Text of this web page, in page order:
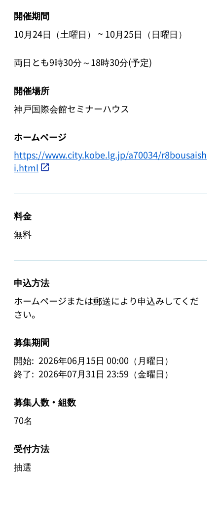
開催期間
10月24日（土曜日）
~10月25日（日曜日）
両日とも9時30分～18時30分(予定)
開催場所
神戸国際会館セミナーハウス
ホームページ
https://www.city.kobe.lg.jp/a70034/r8bousaish
i.html
料金
無料
申込方法
ホームページまたは郵送により申込みしてくだ
さい。
募集期間
開始: 2026年06月15日 00:00（月曜日）
終了: 2026年07月31日 23:59（金曜日）
募集人数・組数
70名
受付方法
抽選